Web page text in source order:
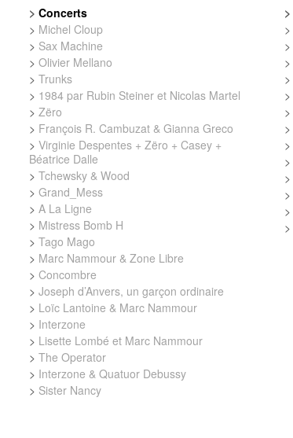
> Concerts
> Michel Cloup
> Sax Machine
> Olivier Mellano
> Trunks
> 1984 par Rubin Steiner et Nicolas Martel
> Zëro
> François R. Cambuzat & Gianna Greco
> Virginie Despentes + Zëro + Casey +
Béatrice Dalle
> Tchewsky & Wood
> Grand_Mess
> A La Ligne
> Mistress Bomb H
> Tago Mago
> Marc Nammour & Zone Libre
> Concombre
> Joseph d’Anvers, un garçon ordinaire
> Loïc Lantoine & Marc Nammour
> Interzone
> Lisette Lombé et Marc Nammour
> The Operator
> Interzone & Quatuor Debussy
> Sister Nancy
>
>
>
>
>
>
>
>
>
>
>
>
>
>